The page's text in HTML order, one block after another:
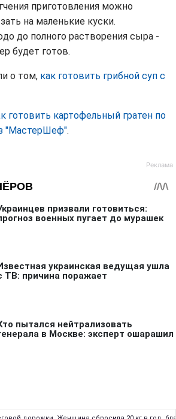
приготовления можно
на маленькие куски.
до полного растворения сыра -
будет готов.
о том, как готовить грибной суп с
готовить картофельный гратен по
"МастерШеф".